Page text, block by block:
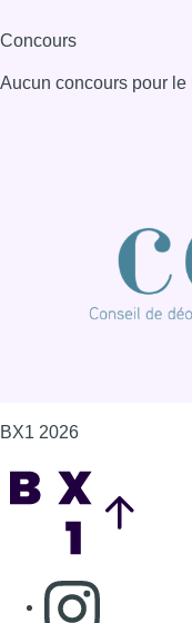
Concours
Aucun concours pour le
BX1 2026
Consulter